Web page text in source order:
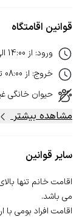
قوانین اقامتگاه
ورود: از 14:00
خروج: از 08:00
حیوان خانگی
مشاهده بیشتر
سایر قوانین